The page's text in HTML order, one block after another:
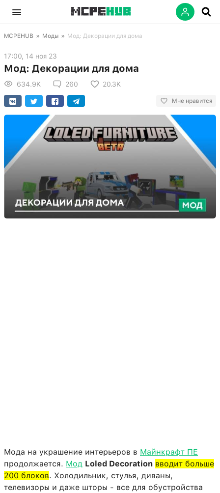
MCPEHUB » Моды » Мод: Декорации для дома
17:00, 14 ноя 23
Мод: Декорации для дома
634.9K 260 20.3K
Мне нравится
Мода на украшение интерьеров в Майнкрафт ПЕ
продолжается. Мод Loled Decoration вводит больше
200 блоков. Холодильник, стулья, диваны,
телевизоры и даже шторы - все для обустройства